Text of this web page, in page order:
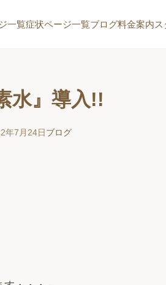
一覧症状ページ一覧ブログ料金案内
水』導入!!
年7月24日ブログ